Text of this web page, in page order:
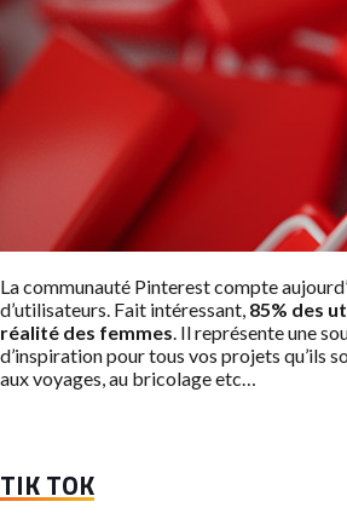
La communauté Pinterest compte
d’utilisateurs. Fait intéressant, 85% des
réalité des femmes . Il représente une
d’inspiration pour tous vos projets qu’ils
aux voyages, au bricolage etc…
TIK TOK